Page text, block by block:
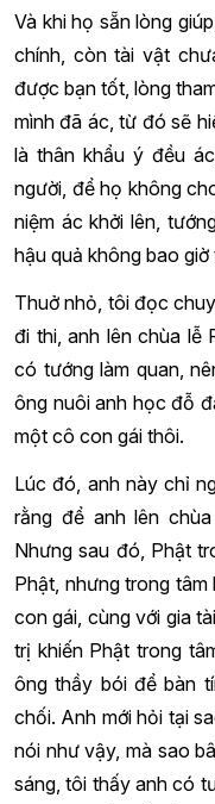
Và khi họ sẵn lòng
chính, còn tài vật
được bạn tốt, lòng
mình đã ác, từ đó sẽ
là thân khẩu ý đều
người, để họ không
niệm ác khởi lên,
hậu quả không bao giờ
Thuở nhỏ, tôi đọc
đi thi, anh lên chùa lễ
có tướng làm quan,
ông nuôi anh học đỗ
một cô con gái thôi.
Lúc đó, anh này chỉ
rằng để anh lên
Nhưng sau đó, Phật
Phật, nhưng trong
con gái, cùng với gia
trị khiến Phật trong
ông thầy bói để bàn
chối. Anh mới hỏi tại
nói như vậy, mà sao
sáng, tôi thấy anh có